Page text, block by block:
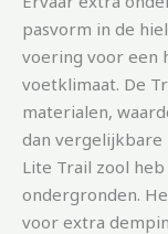
pasvorm in de
voering voor een
voetklimaat. De
materialen,
dan vergelijkbare
Lite Trail zool
ondergronden.
voor extra